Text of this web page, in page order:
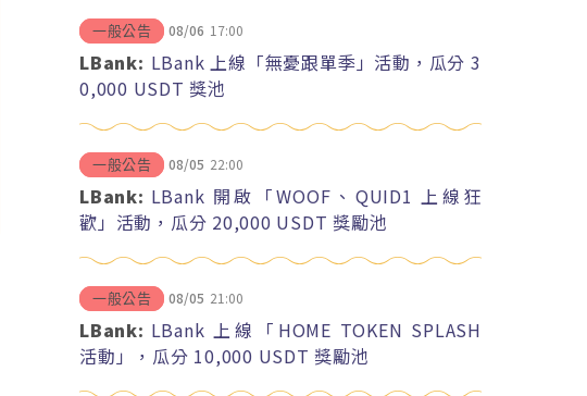
一般公告 08/06 17:00
LBank: LBank 上線「無憂跟單季」活動，瓜分 3
0,000 USDT 獎池
一般公告 08/05 22:00
LBank: LBank 開啟「WOOF、QUID1 上線狂
歡」活動，瓜分 20,000 USDT 獎勵池
一般公告 08/05 21:00
LBank: LBank 上線「HOME TOKEN SPLASH
活動」，瓜分 10,000 USDT 獎勵池